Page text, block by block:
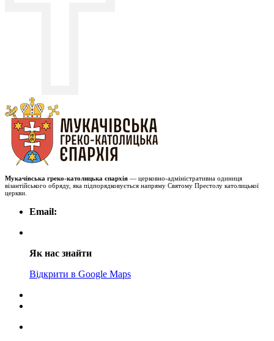
Мукачівська греко-католицька єпархія — церковно-адміністративна одиниця
візантійського обряду, яка підпорядковується напряму Святому Престолу католицької
церкви.
Email:
Як нас знайти
Відкрити в Google Maps